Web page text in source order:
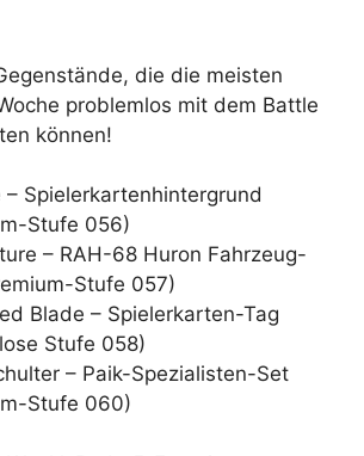
die die meisten
problemlos mit dem Battle
können!
– Spielerkartenhintergrund
Stufe 056)
– RAH-68 Huron Fahrzeug-
Stufe 057)
Blade – Spielerkarten-Tag
Stufe 058)
– Paik-Spezialisten-Set
Stufe 060)